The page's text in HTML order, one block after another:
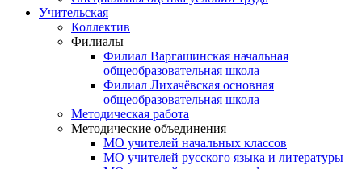
Учительская
Коллектив
Филиалы
Филиал Варгашинская начальная
общеобразовательная школа
Филиал Лихачёвская основная
общеобразовательная школа
Методическая работа
Методические объединения
МО учителей начальных классов
МО учителей русского языка и литературы